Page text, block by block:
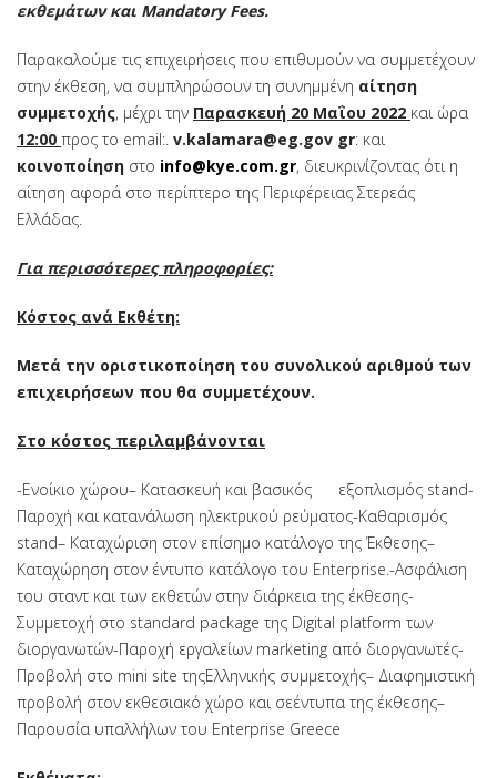
εκθεμάτων και Mandatory Fees.
Παρακαλούμε τις επιχειρήσεις που επιθυμούν να συμμετέχουν
στην έκθεση, να συμπληρώσουν τη συνημμένη αίτηση
συμμετοχής, μέχρι την Παρασκευή 20 Μαΐου 2022 και ώρα
12:00 προς το email:. v.kalamara@eg.gov gr: και
κοινοποίηση στο info@kye.com.gr, διευκρινίζοντας ότι η
αίτηση αφορά στο περίπτερο της Περιφέρειας Στερεάς
Ελλάδας.
Για περισσότερες πληροφορίες:
Κόστος ανά Εκθέτη:
Μετά την οριστικοποίηση του συνολικού αριθμού των
επιχειρήσεων που θα συμμετέχουν.
Στο κόστος περιλαμβάνονται
-Ενοίκιο χώρου– Κατασκευή και βασικός εξοπλισμός stand-
Παροχή και κατανάλωση ηλεκτρικού ρεύματος-Καθαρισμός
stand– Καταχώριση στον επίσημο κατάλογο της Έκθεσης–
Καταχώρηση στον έντυπο κατάλογο του Enterprise.-Ασφάλιση
του σταντ και των εκθετών στην διάρκεια της έκθεσης-
Συμμετοχή στο standard package της Digital platform των
διοργανωτών-Παροχή εργαλείων marketing από διοργανωτές-
Προβολή στο mini site τηςΕλληνικής συμμετοχής– Διαφημιστική
προβολή στον εκθεσιακό χώρο και σεέντυπα της έκθεσης–
Παρουσία υπαλλήλων του Enterprise Greece